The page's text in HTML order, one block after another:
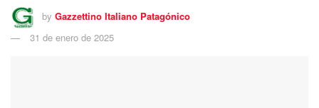
by Gazzettino Italiano Patagónico
31 de enero de 2025